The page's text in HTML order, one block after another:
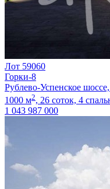
Лот 59060
Горки-8
Рублево-Успенское
1000 м2, 26 соток, 4
1 043 987 000